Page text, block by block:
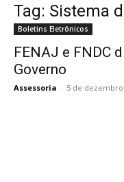
Tag: Sistema
Boletins Eletrônicos
FENAJ e FNDC
Governo
Assessoria - 5 de dezembro